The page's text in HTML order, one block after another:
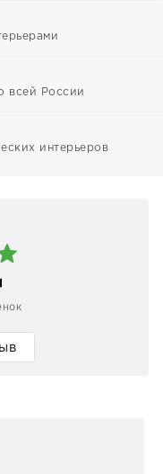
всей России
интерьеров